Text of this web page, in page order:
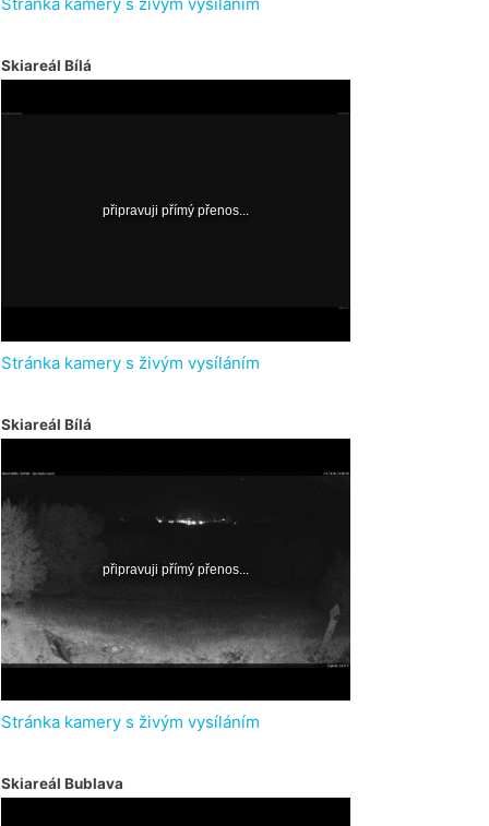
Skiareál Bílá
Stránka kamery s živým vysíláním
Skiareál Bílá
Stránka kamery s živým vysíláním
Skiareál Bublava